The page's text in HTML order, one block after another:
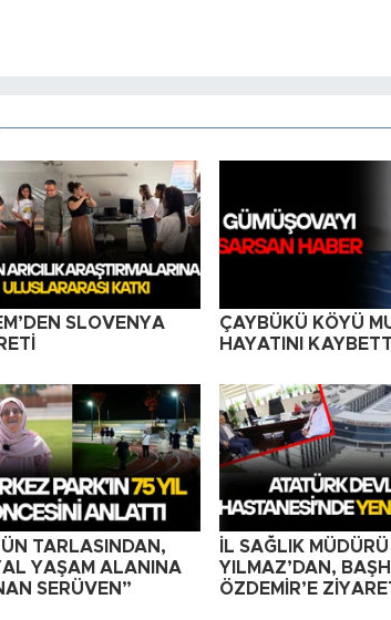
SLOVENYA
ÇAYBÜKÜ KÖYÜ
HAYATINI KAYBETTİ
TARLASINDAN,
YAŞAM ALANINA
SERÜVEN”
İL SAĞLIK MÜDÜRÜ
YILMAZ’DAN,
ÖZDEMİR’E